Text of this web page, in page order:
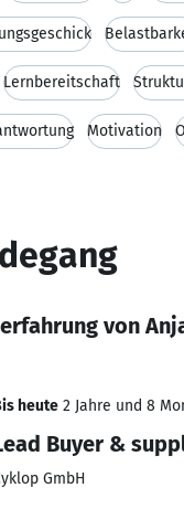
Lernbereitschaft
Motivation
von
heute 2 Jahre und 8
Buyer &
GmbH